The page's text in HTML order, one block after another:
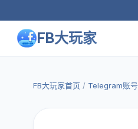
FB大玩家
FB大玩家首页 / Telegram账号